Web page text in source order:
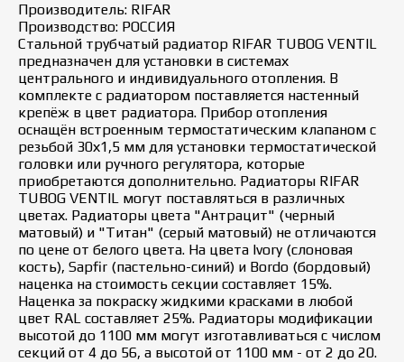
Производитель: RIFAR
Производство: РОССИЯ
Стальной трубчатый радиатор RIFAR TUBOG VENTIL
предназначен для установки в системах
центрального и индивидуального отопления. В
комплекте с радиатором поставляется настенный
крепёж в цвет радиатора. Прибор отопления
оснащён встроенным термостатическим клапаном с
резьбой 30х1,5 мм для установки термостатической
головки или ручного регулятора, которые
приобретаются дополнительно. Радиаторы RIFAR
TUBOG VENTIL могут поставляться в различных
цветах. Радиаторы цвета "Антрацит" (черный
матовый) и "Титан" (серый матовый) не отличаются
по цене от белого цвета. На цвета Ivory (слоновая
кость), Sapfir (пастельно-синий) и Bordo (бордовый)
наценка на стоимость секции составляет 15%.
Наценка за покраску жидкими красками в любой
цвет RAL составляет 25%. Радиаторы модификации
высотой до 1100 мм могут изготавливаться с числом
секций от 4 до 56, а высотой от 1100 мм - от 2 до 20.